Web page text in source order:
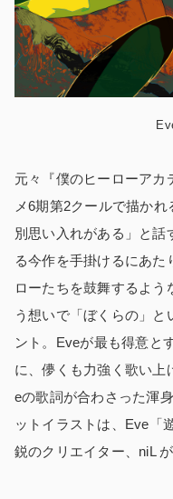
元々『僕のヒーローアカ
メ6期第2クールで描か
別思い入れがある」と話
る今作を手掛けるにあた
ローたちを鼓舞するよう
う想いで「ぼくらの」と
ント。Eveが最も得意と
に、儚くも力強く歌い上
eの歌詞が合わさった渾
ットイラストは、Eve「
鋭のクリエイター、niL が